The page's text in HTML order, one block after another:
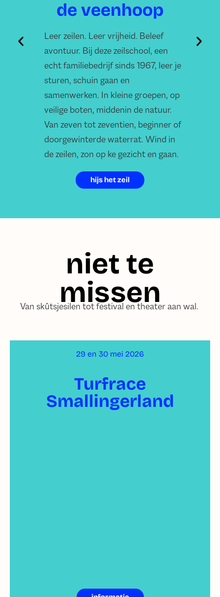
de veenhoop
Leer zeilen. Leer vrijheid. Beleef
avontuur. Bij deze zeilschool, een
echt familiebedrijf sinds 1967, leer je
sturen, schuin gaan en
samenwerken. In kleine groepen, op
veilige boten, middenin de natuur.
Van zeven tot zeventien, beginner of
doorgewinterde waterrat. Wind in
de zeilen, zon op ke gezicht en gaan.
hijs het zeil
niet te
missen
Van skûtsjesilen tot festival en theater aan wal.
29 en 30 mei 2026
Turfrace
Smallingerland